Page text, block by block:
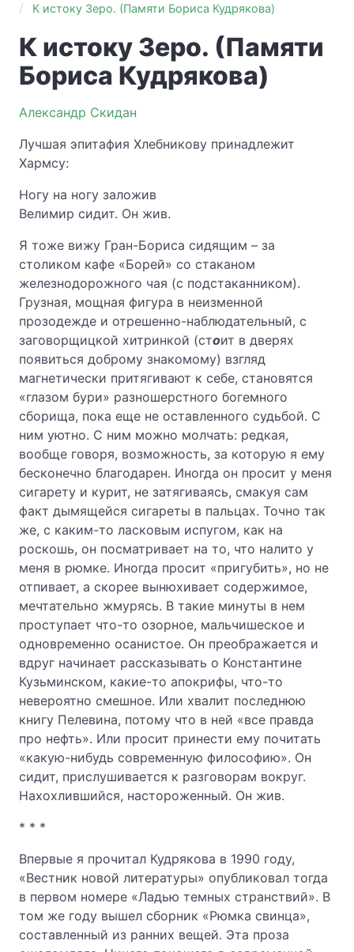
К истоку Зеро. (Памяти Бориса Кудрякова)
К истоку Зеро. (Памяти
Бориса Кудрякова)
Александр Скидан
Лучшая эпитафия Хлебникову принадлежит
Хармсу:
Ногу на ногу заложив
Велимир сидит. Он жив.
Я тоже вижу Гран-Бориса сидящим – за
столиком кафе «Борей» со стаканом
железнодорожного чая (с подстаканником).
Грузная, мощная фигура в неизменной
прозодежде и отрешенно-наблюдательный, с
заговорщицкой хитринкой (стоит в дверях
появиться доброму знакомому) взгляд
магнетически притягивают к себе, становятся
«глазом бури» разношерстного богемного
сборища, пока еще не оставленного судьбой. С
ним уютно. С ним можно молчать: редкая,
вообще говоря, возможность, за которую я ему
бесконечно благодарен. Иногда он просит у меня
сигарету и курит, не затягиваясь, смакуя сам
факт дымящейся сигареты в пальцах. Точно так
же, с каким-то ласковым испугом, как на
роскошь, он посматривает на то, что налито у
меня в рюмке. Иногда просит «пригубить», но не
отпивает, а скорее вынюхивает содержимое,
мечтательно жмурясь. В такие минуты в нем
проступает что-то озорное, мальчишеское и
одновременно осанистое. Он преображается и
вдруг начинает рассказывать о Константине
Кузьминском, какие-то апокрифы, что-то
невероятно смешное. Или хвалит последнюю
книгу Пелевина, потому что в ней «все правда
про нефть». Или просит принести ему почитать
«какую-нибудь современную философию». Он
сидит, прислушивается к разговорам вокруг.
Нахохлившийся, настороженный. Он жив.
* * *
Впервые я прочитал Кудрякова в 1990 году,
«Вестник новой литературы» опубликовал тогда
в первом номере «Ладью темных странствий». В
том же году вышел сборник «Рюмка свинца»,
составленный из ранних вещей. Эта проза